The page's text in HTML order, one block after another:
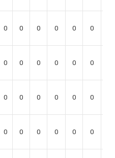
0 0 0 0 0 0
0 0 0 0 0 0
0 0 0 0 0 0
0 0 0 0 0 0